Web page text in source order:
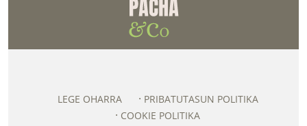
LEGE OHARRA
PRIBATUTASUN POLITIKA
COOKIE POLITIKA